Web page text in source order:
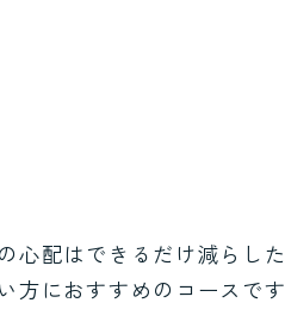
心配はできるだけ減らし
方におすすめのコースです